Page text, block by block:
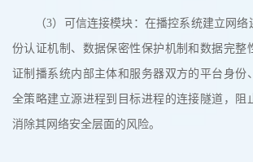
（3）可信连接模块：在播控系统建立网
份认证机制、数据保密性保护机制和数据完整
证制播系统内部主体和服务器双方的平台身份
全策略建立源进程到目标进程的连接隧道，阻
消除其网络安全层面的风险。